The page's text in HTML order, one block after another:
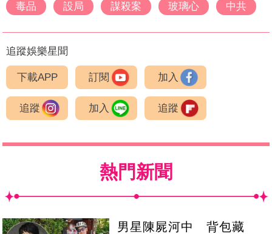
毒品 設局 謀殺案 玻璃心 中共
追蹤娛樂星聞
下載APP 訂閱 加入
追蹤 加入 追蹤
熱門新聞
男星陳屍河中 背包藏